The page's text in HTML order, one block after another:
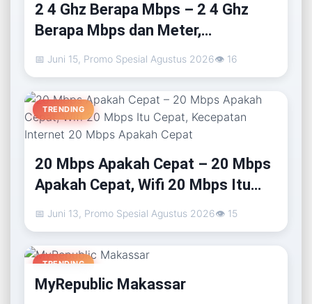
2 4 Ghz Berapa Mbps – 2 4 Ghz
Berapa Mbps dan Meter,
Perbandingan 2.4 Ghz Wifi vs 5Ghz
📅 Juni 15, Promo Spesial Agustus 2026👁 16
TRENDING
20 Mbps Apakah Cepat – 20 Mbps
Apakah Cepat, Wifi 20 Mbps Itu
Cepat, Kecepatan Internet 20
📅 Juni 13, Promo Spesial Agustus 2026👁 15
TRENDING
MyRepublic Makassar